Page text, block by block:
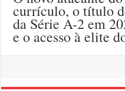
currículo, o título
da Série A-2 em
e o acesso à elite